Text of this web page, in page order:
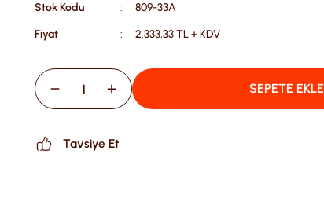
Stok Kodu
809-33A
Fiyat
2.333,33 TL + KDV
SEPETE EKLE
Tavsiye Et